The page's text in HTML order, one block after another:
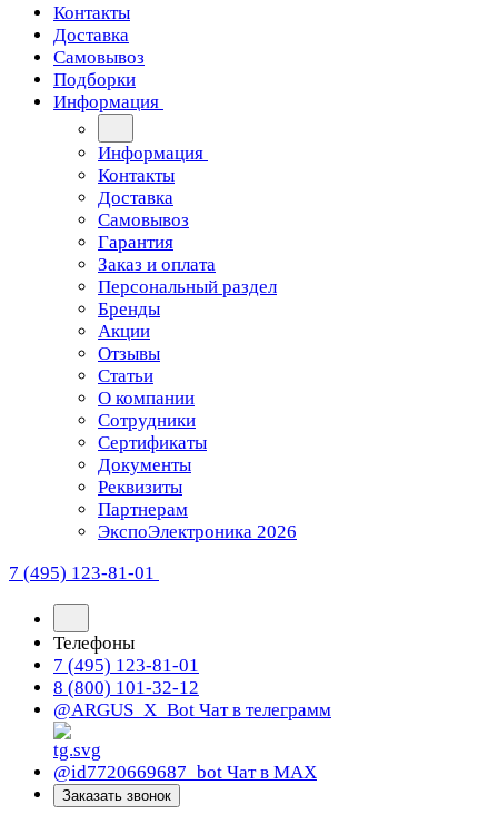
Контакты
Доставка
Самовывоз
Подборки
Информация
Информация
Контакты
Доставка
Самовывоз
Гарантия
Заказ и оплата
Персональный раздел
Бренды
Акции
Отзывы
Статьи
О компании
Сотрудники
Сертификаты
Документы
Реквизиты
Партнерам
ЭкспоЭлектроника 2026
7 (495) 123-81-01
Телефоны
7 (495) 123-81-01
8 (800) 101-32-12
@ARGUS_X_Bot Чат в телеграмм
@id7720669687_bot Чат в МАХ
Заказать звонок